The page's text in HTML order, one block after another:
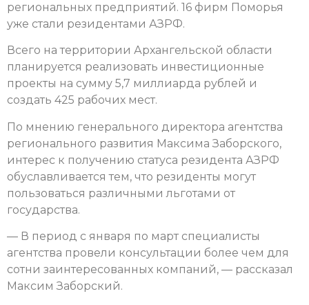
региональных предприятий. 16 фирм Поморья
уже стали резидентами АЗРФ.
Всего на территории Архангельской области
планируется реализовать инвестиционные
проекты на сумму 5,7 миллиарда рублей и
создать 425 рабочих мест.
По мнению генерального директора агентства
регионального развития Максима Заборского,
интерес к получению статуса резидента АЗРФ
обуславливается тем, что резиденты могут
пользоваться различными льготами от
государства.
— В период с января по март специалисты
агентства провели консультации более чем для
сотни заинтересованных компаний, — рассказал
Максим Заборский.